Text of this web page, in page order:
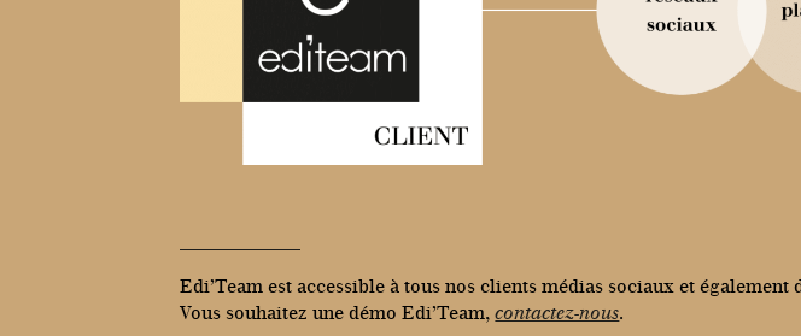
Edi’Team est accessible à tous nos clients médias sociaux et
Vous souhaitez une démo Edi’Team,contactez-nous.